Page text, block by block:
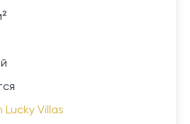
Lucky Villas